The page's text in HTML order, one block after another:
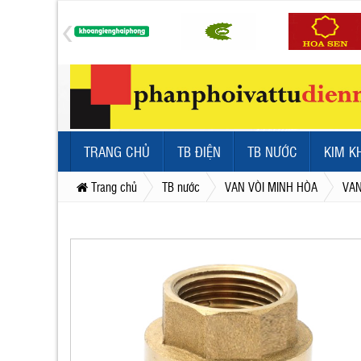
TRANG CHỦ TB ĐIỆN TB NƯỚC KIM
Trang chủ TB nước VAN VÒI MINH HÒA